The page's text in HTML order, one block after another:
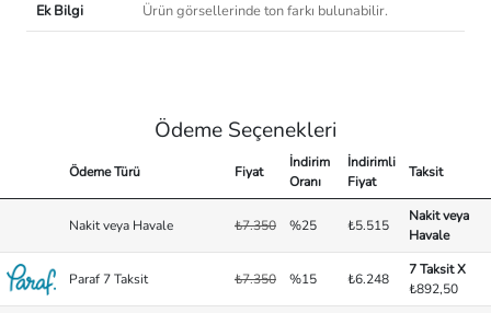
Ek Bilgi
Ürün görsellerinde ton farkı bulunabilir.
Ödeme Seçenekleri
Ödeme Türü Fiyat
İndirim
Oranı
İndirimli
Fiyat
Taksit
Nakit veya Havale ₺7.350 %25 ₺5.515
Nakit veya
Havale
Paraf 7 Taksit ₺7.350 %15 ₺6.248
7 Taksit X
₺892,50